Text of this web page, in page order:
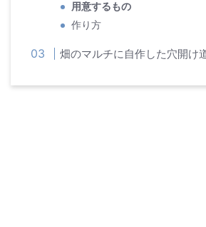
用意するもの
作り方
畑のマルチに自作した穴開け